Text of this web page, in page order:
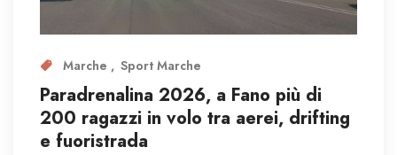
Marche Sport Marche
Paradrenalina 2026, a Fano più di
200 ragazzi in volo tra aerei, drifting
e fuoristrada